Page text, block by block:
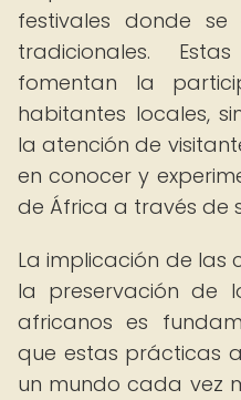
festivales donde se
tradicionales.
fomentan la
habitantes locales,
la atención de
en conocer y
de África a través de
La implicación de las
la preservación de
africanos es
que estas prácticas
un mundo cada vez